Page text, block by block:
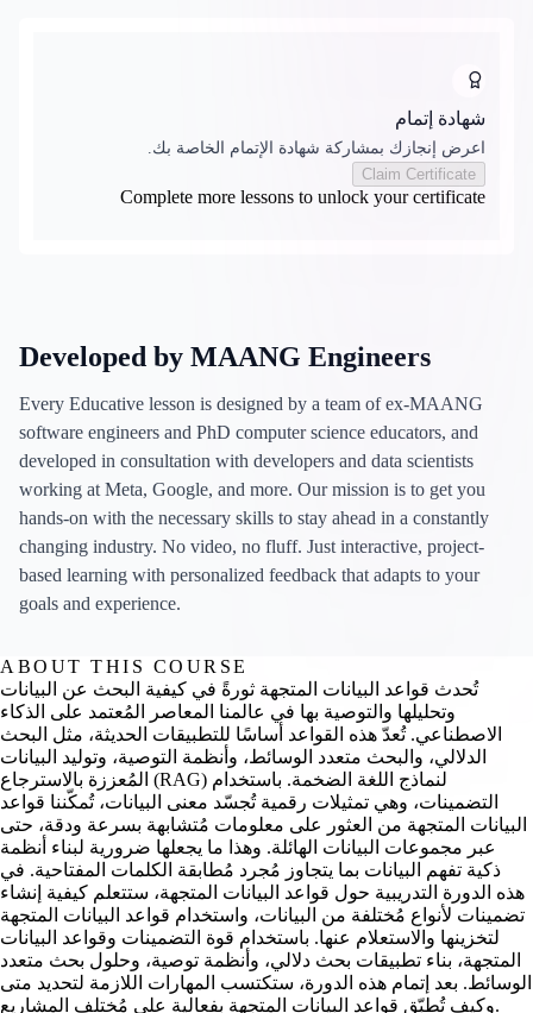
شهادة إتمام
اعرض إنجازك بمشاركة شهادة الإتمام الخاصة بك.
Claim Certificate
Complete more lessons to unlock your certificate
Developed by MAANG Engineers
Every Educative lesson is designed by a team of ex-MAANG
software engineers and PhD computer science educators, and
developed in consultation with developers and data scientists
working at Meta, Google, and more. Our mission is to get you
hands-on with the necessary skills to stay ahead in a constantly
changing industry. No video, no fluff. Just interactive, project-
based learning with personalized feedback that adapts to your
goals and experience.
ABOUT THIS COURSE
تُحدث قواعد البيانات المتجهة ثورةً في كيفية البحث عن البيانات
وتحليلها والتوصية بها في عالمنا المعاصر المُعتمد على الذكاء
الاصطناعي. تُعدّ هذه القواعد أساسًا للتطبيقات الحديثة، مثل البحث
الدلالي، والبحث متعدد الوسائط، وأنظمة التوصية، وتوليد البيانات
المُعززة بالاسترجاع (RAG) لنماذج اللغة الضخمة. باستخدام
التضمينات، وهي تمثيلات رقمية تُجسّد معنى البيانات، تُمكّننا قواعد
البيانات المتجهة من العثور على معلومات مُتشابهة بسرعة ودقة، حتى
عبر مجموعات البيانات الهائلة. وهذا ما يجعلها ضرورية لبناء أنظمة
ذكية تفهم البيانات بما يتجاوز مُجرد مُطابقة الكلمات المفتاحية. في
هذه الدورة التدريبية حول قواعد البيانات المتجهة، ستتعلم كيفية إنشاء
تضمينات لأنواع مُختلفة من البيانات، واستخدام قواعد البيانات المتجهة
لتخزينها والاستعلام عنها. باستخدام قوة التضمينات وقواعد البيانات
المتجهة، بناء تطبيقات بحث دلالي، وأنظمة توصية، وحلول بحث متعدد
الوسائط. بعد إتمام هذه الدورة، ستكتسب المهارات اللازمة لتحديد متى
وكيف تُطبّق قواعد البيانات المتجهة بفعالية على مُختلف المشاريع.